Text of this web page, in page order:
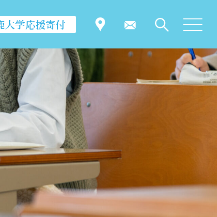
大学応援寄付